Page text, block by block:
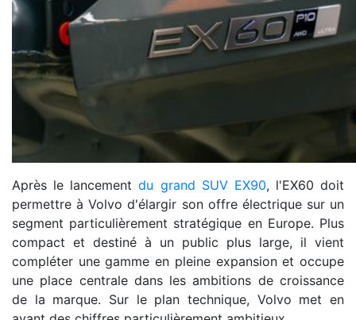
Après le lancementdu grand SUV EX90, l'EX60 doit
permettre à Volvo d'élargir son offre électrique sur un
segment particulièrement stratégique en Europe. Plus
compact et destiné à un public plus large, il vient
compléter une gamme en pleine expansion et occupe
une place centrale dans les ambitions de croissance
de la marque. Sur le plan technique, Volvo met en